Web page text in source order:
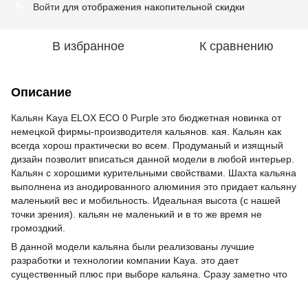
Войти для отображения накопительной скидки
В избранное К сравнению
Описание
Кальян Kaya ELOX ECO 0 Purple это бюджетная новинка от
немецкой фирмы-производителя кальянов. кая. Кальян как
всегда хорош практически во всем. Продуманый и изящный
дизайн позволит вписаться данной модели в любой интерьер.
Кальян с хорошими курительными свойствами. Шахта кальяна
выполнена из анодированного алюминия это придает кальяну
маленький вес и мобильность. Идеальная высота (с нашей
точки зрения). кальян не маленький и в то же время не
громоздкий.
В данной модели кальяна были реализованы лучшие
разработки и технологии компании Kaya. это дает
существенный плюс при выборе кальяна. Сразу заметно что